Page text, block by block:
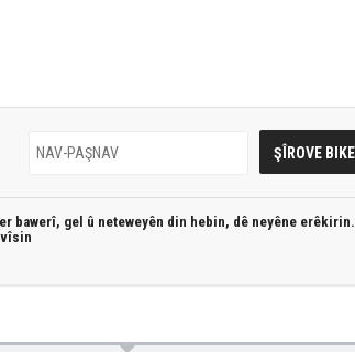
bawerî, gel û neteweyên din hebin, dê neyêne erêkirin.